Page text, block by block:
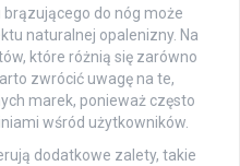
do nóg może
naturalnej opalenizny. Na
które różnią się zarówno
zwrócić uwagę na te,
marek, ponieważ często
wśród użytkowników.
dodatkowe zalety, takie